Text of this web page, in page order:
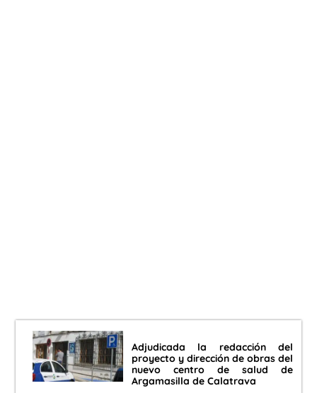
Adjudicada la redacción del
proyecto y dirección de obras del
nuevo centro de salud de
Argamasilla de Calatrava